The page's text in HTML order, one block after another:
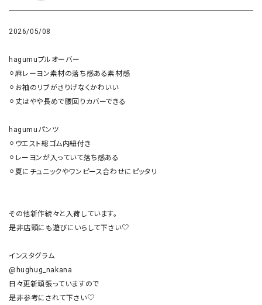
2026/05/08
hagumuプルオーバー
⚪︎麻レーヨン素材の落ち感ある素材感
⚪︎お袖のリブがさりげなくかわいい
⚪︎丈はやや長めで腰回りカバーできる
hagumuパンツ
⚪︎ウエスト総ゴム内紐付き
⚪︎レーヨンが入っていて落ち感ある
⚪︎夏にチュニックやワンピース合わせにピッタリ
その他新作続々と入荷しています。
是非店頭にも遊びにいらして下さい♡
インスタグラム
@hughug_nakana
日々更新頑張っていますので
是非参考にされて下さい♡